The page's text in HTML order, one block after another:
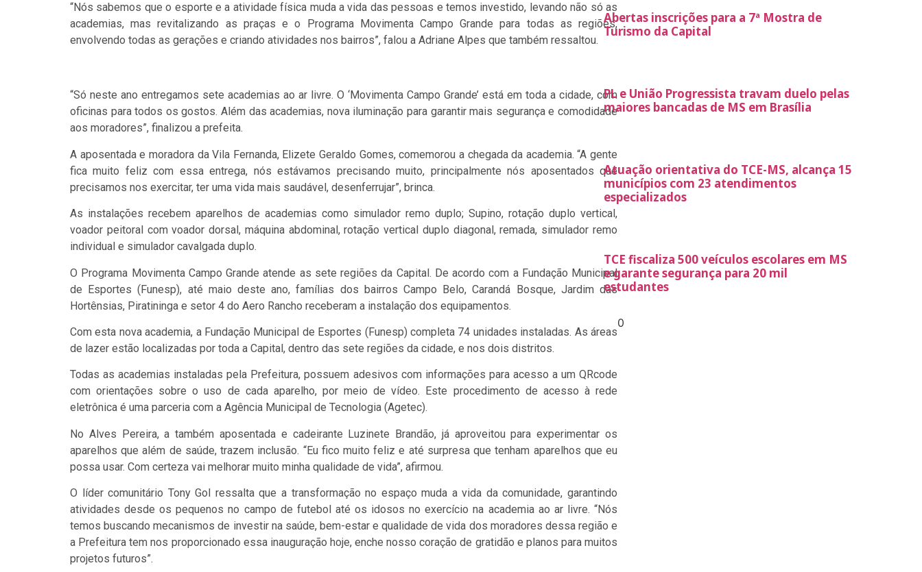
“Nós sabemos que o esporte e a atividade física muda a vida das pessoas e temos investido, levando não só as
academias, mas revitalizando as praças e o Programa Movimenta Campo Grande para todas as regiões,
envolvendo todas as gerações e criando atividades nos bairros”, falou a Adriane Alpes que também ressaltou.
“Só neste ano entregamos sete academias ao ar livre. O ‘Movimenta Campo Grande’ está em toda a cidade, com
oficinas para todos os gostos. Além das academias, nova iluminação para garantir mais segurança e comodidade
aos moradores”, finalizou a prefeita.
A aposentada e moradora da Vila Fernanda, Elizete Geraldo Gomes, comemorou a chegada da academia. “A gente
fica muito feliz com essa entrega, nós estávamos precisando muito, principalmente nós aposentados que
precisamos nos exercitar, ter uma vida mais saudável, desenferrujar”, brinca.
As instalações recebem aparelhos de academias como simulador remo duplo; Supino, rotação duplo vertical,
voador peitoral com voador dorsal, máquina abdominal, rotação vertical duplo diagonal, remada, simulador remo
individual e simulador cavalgada duplo.
O Programa Movimenta Campo Grande atende as sete regiões da Capital. De acordo com a Fundação Municipal
de Esportes (Funesp), até maio deste ano, famílias dos bairros Campo Belo, Carandá Bosque, Jardim das
Hortênsias, Piratininga e setor 4 do Aero Rancho receberam a instalação dos equipamentos.
Com esta nova academia, a Fundação Municipal de Esportes (Funesp) completa 74 unidades instaladas. As áreas
de lazer estão localizadas por toda a Capital, dentro das sete regiões da cidade, e nos dois distritos.
Todas as academias instaladas pela Prefeitura, possuem adesivos com informações para acesso a um QRcode
com orientações sobre o uso de cada aparelho, por meio de vídeo. Este procedimento de acesso à rede
eletrônica é uma parceria com a Agência Municipal de Tecnologia (Agetec).
No Alves Pereira, a também aposentada e cadeirante Luzinete Brandão, já aproveitou para experimentar os
aparelhos que além de saúde, trazem inclusão. “Eu fico muito feliz e até surpresa que tenham aparelhos que eu
possa usar. Com certeza vai melhorar muito minha qualidade de vida”, afirmou.
O líder comunitário Tony Gol ressalta que a transformação no espaço muda a vida da comunidade, garantindo
atividades desde os pequenos no campo de futebol até os idosos no exercício na academia ao ar livre. “Nós
temos buscando mecanismos de investir na saúde, bem-estar e qualidade de vida dos moradores dessa região e
a Prefeitura tem nos proporcionado essa inauguração hoje, enche nosso coração de gratidão e planos para muitos
projetos futuros”.
Abertas inscrições para a 7ª Mostra de
Turismo da Capital
PL e União Progressista travam duelo pelas
maiores bancadas de MS em Brasília
Atuação orientativa do TCE-MS, alcança 15
municípios com 23 atendimentos
especializados
TCE fiscaliza 500 veículos escolares em MS
e garante segurança para 20 mil
estudantes